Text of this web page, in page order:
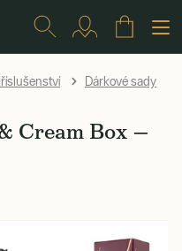
Dárkové sady
Cream Box —